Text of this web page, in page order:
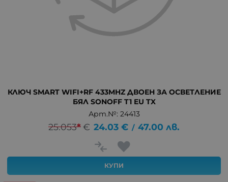
КЛЮЧ SMART WIFI+RF 433MHZ ДВОЕН ЗА ОСВЕТЛЕНИЕ
БЯЛ SONOFF T1 EU TX
Арт.№: 24413
25.053*€ 24.03 € / 47.00 лв.
КУПИ